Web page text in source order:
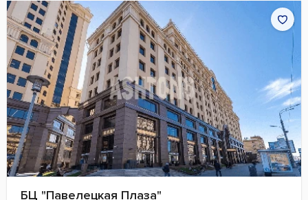
БЦ "Павелецкая Плаза"